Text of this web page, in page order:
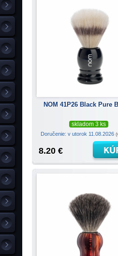
NOM 41P26 Black Pure
skladom 3 ks
Doručenie: v utorok 11.08.2026
8.20 €